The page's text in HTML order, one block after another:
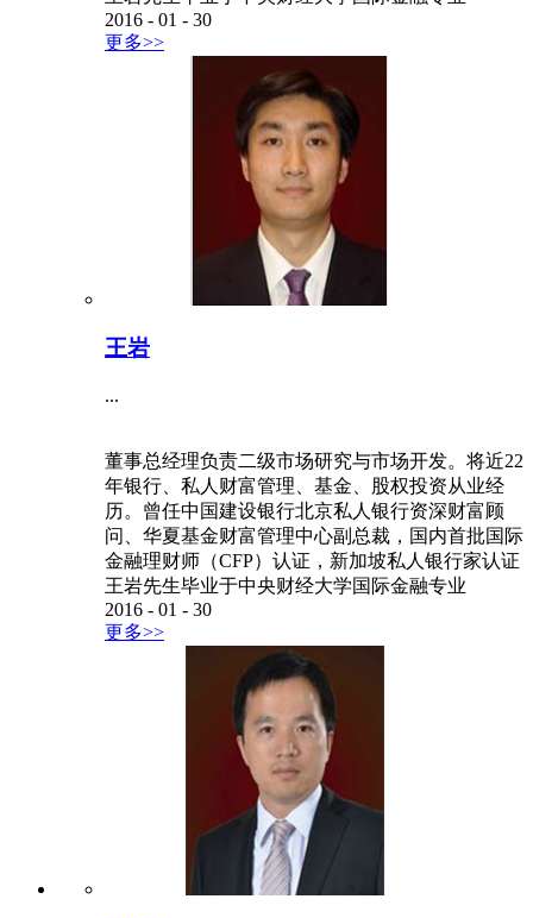
2016 - 01 - 30
更多>>
王岩
...
董事总经理负责二级市场研究与市场开发。将近22
年银行、私人财富管理、基金、股权投资从业经
历。曾任中国建设银行北京私人银行资深财富顾
问、华夏基金财富管理中心副总裁，国内首批国际
金融理财师（CFP）认证，新加坡私人银行家认证
王岩先生毕业于中央财经大学国际金融专业
2016 - 01 - 30
更多>>